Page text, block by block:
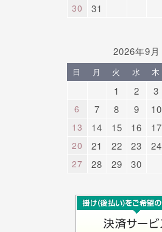
30
31
2026年9月
日 月 火 水 木
1 2 3
6
7 8 9 10
13
14 15 16 17
20
21 22 23 24
27
28 29 30